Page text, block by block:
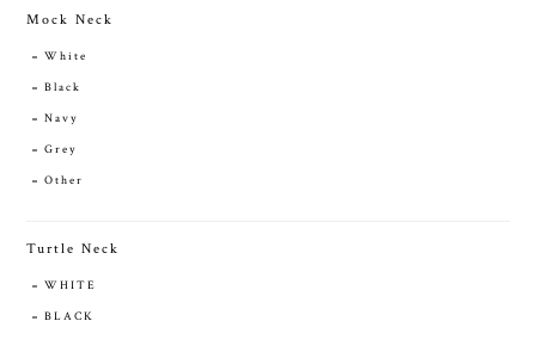
Mock Neck
White
Black
Navy
Grey
Other
Turtle Neck
WHITE
BLACK